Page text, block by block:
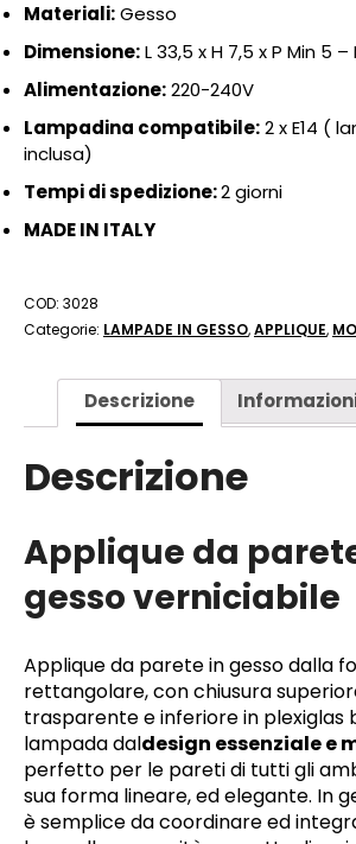
Materiali:Gesso
Dimensione:L 33,5 x H 7,5 x P Min 5
Alimentazione:220-240V
Lampadina compatibile:2 x E14 (
inclusa)
Tempi di spedizione:2 giorni
MADE IN ITALY
COD: 3028
Categorie: LAMPADE IN GESSO,APPLIQUE,
Descrizione
Descrizione
Applique da
gesso verniciabile
Applique da parete in gesso dalla
rettangolare, con chiusura
trasparente e inferiore in plexiglas
lampada daldesign essenziale e
perfetto per le pareti di tutti gli
sua forma lineare, ed elegante. In
è semplice da coordinare ed